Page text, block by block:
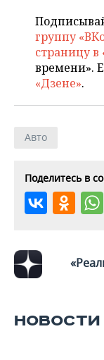
группу
страницу в
времени».
«Дзене».
Авто
Поделитесь в